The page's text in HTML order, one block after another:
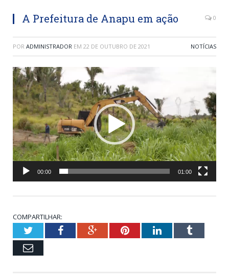
A Prefeitura de Anapu em ação 0
POR ADMINISTRADOR EM 22 DE OUTUBRO DE 2021 NOTÍCIAS
Tocador
de
vídeo
00:00 01:00
COMPARTILHAR:
TwitterFacebookGoogle+PinterestLinkedInTumblr
Email